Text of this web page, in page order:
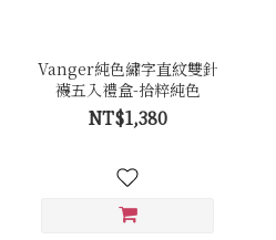
Vanger純色繡字直紋雙針
襪五入禮盒-拾粹純色
NT$1,380